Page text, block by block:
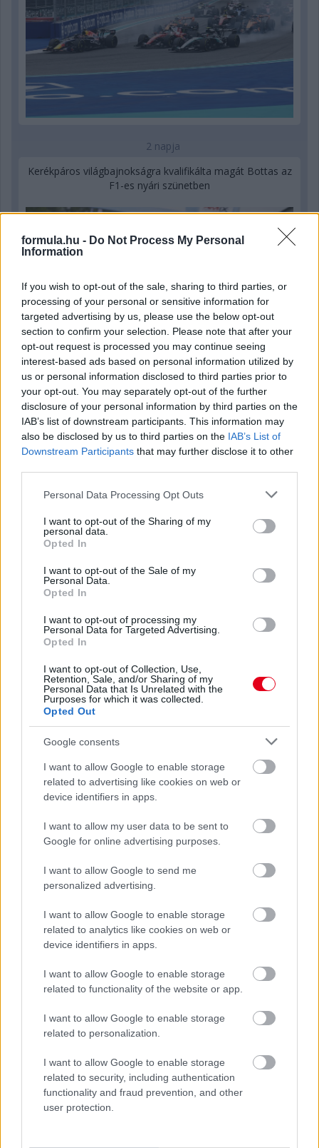
formula.hu - Do Not Process My Personal
Information
If you wish to opt-out of the sale, sharing to third parties, or
processing of your personal or sensitive information for
targeted advertising by us, please use the below opt-out
section to confirm your selection. Please note that after your
opt-out request is processed you may continue seeing
interest-based ads based on personal information utilized by
us or personal information disclosed to third parties prior to
your opt-out. You may separately opt-out of the further
disclosure of your personal information by third parties on the
IAB’s list of downstream participants. This information may
also be disclosed by us to third parties on the IAB’s List of
Downstream Participants that may further disclose it to other
Please note that this website/app uses one or more Google
not limited to your visit or usage behaviour. You may click to
grant or deny consent to Google and its third-party tags to
use your data for below specified purposes in below Google
consent section.
Personal Data Processing Opt Outs
I want to opt-out of the Sharing of my
personal data.
Opted In
I want to opt-out of the Sale of my
Personal Data.
Opted In
I want to opt-out of processing my
Personal Data for Targeted Advertising.
Opted In
I want to opt-out of Collection, Use,
Retention, Sale, and/or Sharing of my
Personal Data that Is Unrelated with the
Purposes for which it was collected.
Opted Out
Google consents
I want to allow Google to enable storage
related to advertising like cookies on web or
device identifiers in apps.
I want to allow my user data to be sent to
Google for online advertising purposes.
I want to allow Google to send me
personalized advertising.
I want to allow Google to enable storage
related to analytics like cookies on web or
device identifiers in apps.
I want to allow Google to enable storage
related to functionality of the website or app.
I want to allow Google to enable storage
related to personalization.
I want to allow Google to enable storage
related to security, including authentication
functionality and fraud prevention, and other
user protection.
2 napja
Kerékpáros világbajnokságra kvalifikálta magát Bottas az
F1-es nyári szünetben
3 napja
Montoya szerint Antonelli kedvessége sem segít
Russellen
3 napja
Hakkinen megtartaná a Norris-Piastri párost a
McLarennél, nem borítaná fel Verstappenért
4 napja
Megvan, mikor kezdődik az F1-es Bahreini Nagydíj